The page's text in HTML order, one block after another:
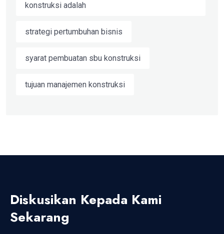
konstruksi adalah
strategi pertumbuhan bisnis
syarat pembuatan sbu konstruksi
tujuan manajemen konstruksi
Diskusikan Kepada Kami
Sekarang